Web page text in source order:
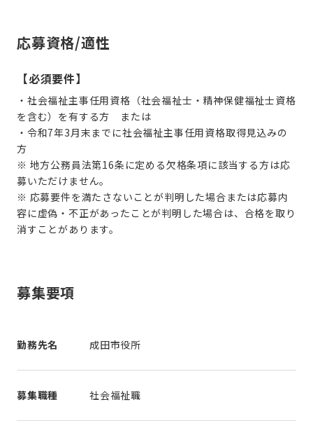
応募資格/適性
【必須要件】
・社会福祉主事任用資格（社会福祉士・精神保健福祉士資格
を含む）を有する方 または
・令和7年3月末までに社会福祉主事任用資格取得見込みの
方
※ 地方公務員法第16条に定める欠格条項に該当する方は応
募いただけません。
※ 応募要件を満たさないことが判明した場合または応募内
容に虚偽・不正があったことが判明した場合は、合格を取り
消すことがあります。
募集要項
勤務先名 成田市役所
募集職種 社会福祉職